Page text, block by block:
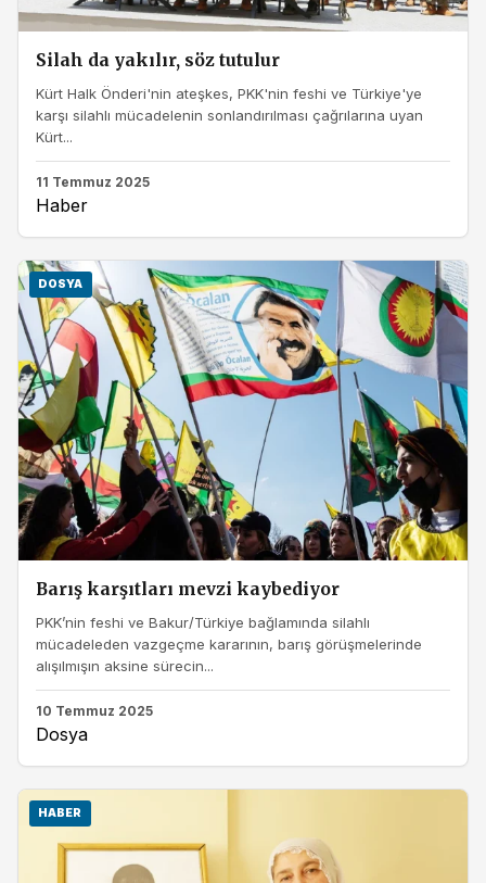
Silah da yakılır, söz tutulur
Kürt Halk Önderi'nin ateşkes, PKK'nin feshi ve Türkiye'ye
karşı silahlı mücadelenin sonlandırılması çağrılarına uyan
Kürt...
11 Temmuz 2025
Haber
DOSYA
Barış karşıtları mevzi kaybediyor
PKK’nin feshi ve Bakur/Türkiye bağlamında silahlı
mücadeleden vazgeçme kararının, barış görüşmelerinde
alışılmışın aksine sürecin...
10 Temmuz 2025
Dosya
HABER